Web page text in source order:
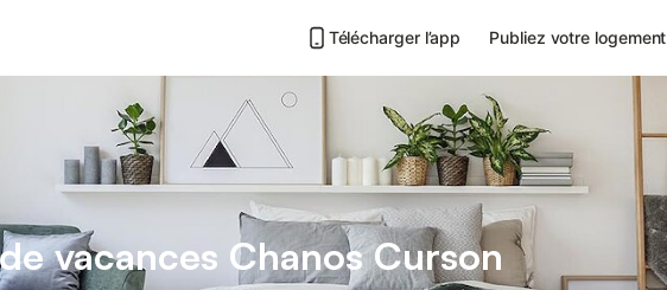
Télécharger l’app Publiez votre logement
vacances Chanos Curson